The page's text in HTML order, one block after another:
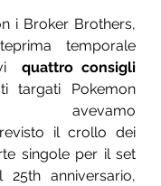
i Broker Brothers,
temporale
targati Pokemon
avevamo
il crollo dei
singole per il set
25th anniversario,